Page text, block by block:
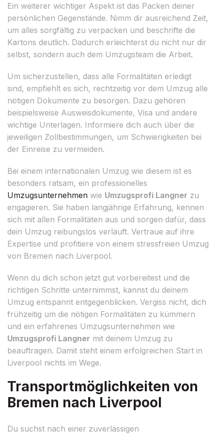
Ein weiterer wichtiger Aspekt ist das Packen deiner
persönlichen Gegenstände. Nimm dir ausreichend Zeit,
um alles sorgfältig zu verpacken und beschrifte die
Kartons deutlich. Dadurch erleichterst du nicht nur dir
selbst, sondern auch dem Umzugsteam die Arbeit.
Um sicherzustellen, dass alle Formalitäten erledigt
sind, empfiehlt es sich, rechtzeitig vor dem Umzug alle
nötigen Dokumente zu besorgen. Dazu gehören
beispielsweise Ausweisdokumente, Visa und andere
wichtige Unterlagen. Informiere dich auch über die
jeweiligen Zollbestimmungen, um Schwierigkeiten bei
der Einreise zu vermeiden.
Bei einem internationalen Umzug wie diesem ist es
besonders ratsam, ein professionelles
Umzugsunternehmen wie Umzugsprofi Langner zu
engagieren. Sie haben langjährige Erfahrung, kennen
sich mit allen Formalitäten aus und sorgen dafür, dass
dein Umzug reibungslos verläuft. Vertraue auf ihre
Expertise und profitiere von einem stressfreien Umzug
von Bremen nach Liverpool.
Wenn du dich schon jetzt gut vorbereitest und die
richtigen Schritte unternimmst, kannst du deinem
Umzug entspannt entgegenblicken. Vergiss nicht, dich
frühzeitig um die nötigen Formalitäten zu kümmern
und ein erfahrenes Umzugsunternehmen wie
Umzugsprofi Langner mit deinem Umzug zu
beauftragen. Damit steht einem erfolgreichen Start in
Liverpool nichts im Wege.
Transportmöglichkeiten von
Bremen nach Liverpool
Du suchst nach einer zuverlässigen